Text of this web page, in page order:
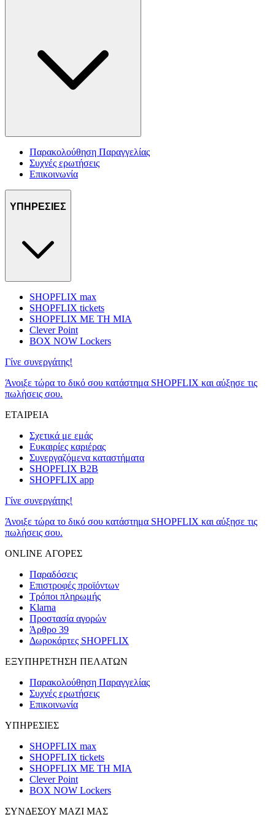
Παρακολούθηση Παραγγελίας
Συχνές ερωτήσεις
Επικοινωνία
ΥΠΗΡΕΣΙΕΣ
SHOPFLIX max
SHOPFLIX tickets
SHOPFLIX ΜΕ ΤΗ ΜΙΑ
Clever Point
BOX NOW Lockers
Γίνε συνεργάτης!
Άνοιξε τώρα το δικό σου κατάστημα SHOPFLIX και αύξησε τις
πωλήσεις σου.
ΕΤΑΙΡΕΙΑ
Σχετικά με εμάς
Ευκαιρίες καριέρας
Συνεργαζόμενα καταστήματα
SHOPFLIX B2B
SHOPFLIX app
Γίνε συνεργάτης!
Άνοιξε τώρα το δικό σου κατάστημα SHOPFLIX και αύξησε τις
πωλήσεις σου.
ONLINE ΑΓΟΡΕΣ
Παραδόσεις
Επιστροφές προϊόντων
Τρόποι πληρωμής
Klarna
Προστασία αγορών
Άρθρο 39
Δωροκάρτες SHOPFLIX
ΕΞΥΠΗΡΕΤΗΣΗ ΠΕΛΑΤΩΝ
Παρακολούθηση Παραγγελίας
Συχνές ερωτήσεις
Επικοινωνία
ΥΠΗΡΕΣΙΕΣ
SHOPFLIX max
SHOPFLIX tickets
SHOPFLIX ΜΕ ΤΗ ΜΙΑ
Clever Point
BOX NOW Lockers
ΣΥΝΔΕΣΟΥ ΜΑΖΙ ΜΑΣ